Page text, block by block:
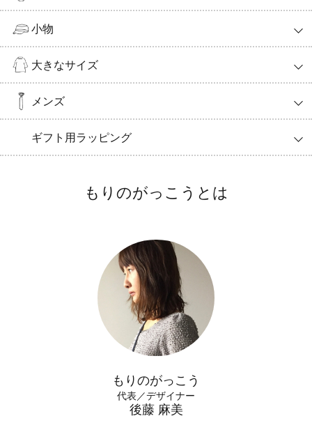
小物
大きなサイズ
メンズ
ギフト用ラッピング
もりのがっこうとは
もりのがっこう
代表／デザイナー
後藤 麻美